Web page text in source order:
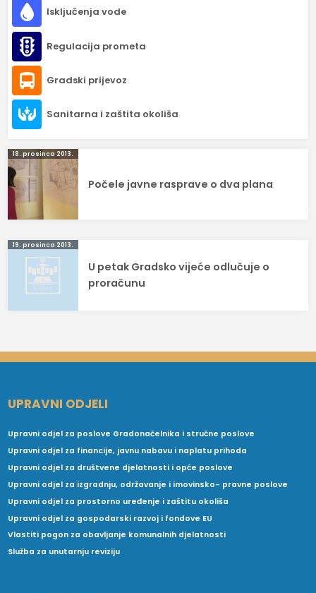
Isključenja vode
Regulacija prometa
Gradski prijevoz
Sanitarna i zaštita okoliša
Navigacija
objava
18. prosinca 2013.
Počele javne rasprave o dva plana
19. prosinca 2013.
U petak Gradsko vijeće odlučuje o
proračunu
UPRAVNI ODJELI
Upravni odjel za poslove Gradonačelnika i stručne poslove
Upravni odjel za financije, javnu nabavu i naplatu prihoda
Upravni odjel za društvene djelatnosti i opće poslove
Upravni odjel za izgradnju, održavanje i imovinsko- pravne poslove
Upravni odjel za prostorno uređenje i zaštitu okoliša
Upravni odjel za gospodarski razvoj i fondove EU
Vlastiti pogon za obavljanje komunalnih djelatnosti
Služba za unutarnju reviziju